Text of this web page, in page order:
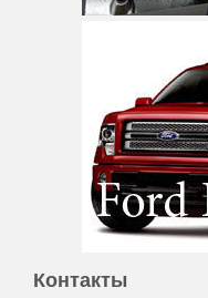
Контакты